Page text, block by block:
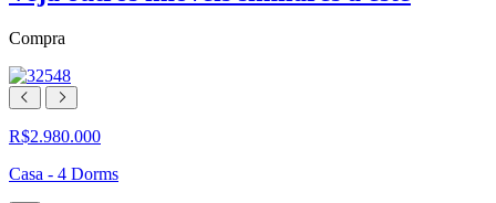
Compra
R$2.980.000
Casa - 4 Dorms